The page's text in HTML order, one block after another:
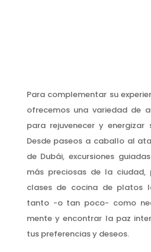
Para complementar su
ofrecemos una variedad de
para rejuvenecer y
Desde paseos a caballo al
de Dubái, excursiones
más preciosas de la
clases de cocina de platos
tanto -o tan poco- como
mente y encontrar la paz
tus preferencias y deseos.